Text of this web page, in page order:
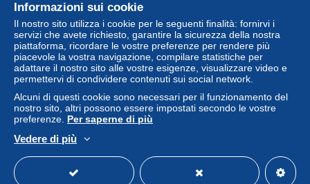
Informazioni sui cookie
Il nostro sito utilizza i cookie per le seguenti finalità: fornirvi i
servizi che avete richiesto, garantire la sicurezza della nostra
piattaforma, ricordare le vostre preferenze per rendere più
piacevole la vostra navigazione, compilare statistiche per
adattare il nostro sito alle vostre esigenze, visualizzare video e
permettervi di condividere contenuti sui social network.
Alcuni di questi cookie sono necessari per il funzionamento del
nostro sito, altri possono essere impostati secondo le vostre
preferenze. Per saperne di più
Vedere di più
Acquistare su Delcampe
Vendere su Delcampe
Un sito sicuro